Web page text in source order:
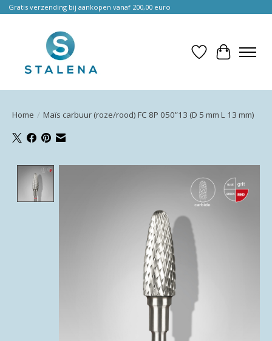
Gratis verzending bij aankopen vanaf 200,00 euro
Verlanglijst
Home / Maïs carbuur (roze/rood) FC 8P 050”13 (D 5 mm L 13 mm)